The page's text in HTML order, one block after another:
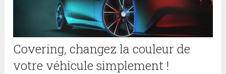
Covering, changez la couleur de
votre véhicule simplement !